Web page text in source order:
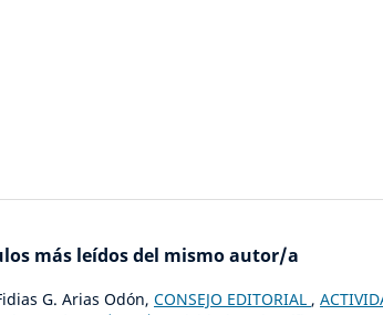
más leídos del mismo autor/a
G. Arias Odón, CONSEJO EDITORIAL ,